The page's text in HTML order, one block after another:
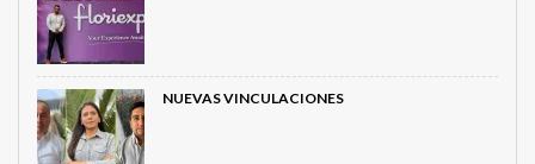
NUEVAS VINCULACIONES